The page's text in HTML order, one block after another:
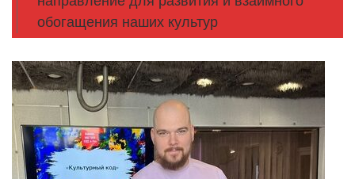
обогащения наших культур